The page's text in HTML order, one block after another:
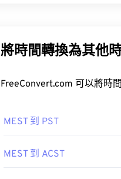
將時間轉換為其他
FreeConvert.com 可以將時
MEST 到 PST
MEST 到 ACST